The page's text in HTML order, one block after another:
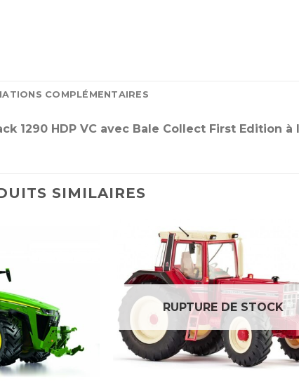
COMPLÉMENTAIRES
1290 HDP VC avec Bale Collect First Edition à
SIMILAIRES
RUPTURE DE STOCK